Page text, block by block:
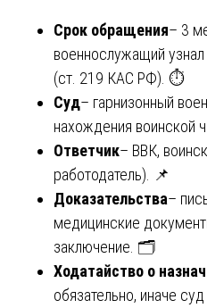
Срок обращения– 3
военнослужащий
(ст. 219 КАС РФ). ⏱️
Суд– гарнизонный
нахождения воинской
Ответчик– ВВК,
работодатель). 📌
Доказательства–
медицинские
заключение. 🗂️
Ходатайство о
обязательно, иначе